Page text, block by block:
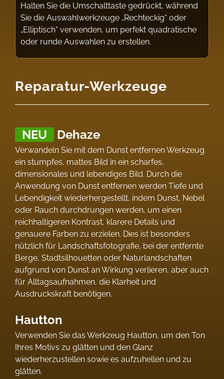
Halten Sie die Umschalttaste gedrückt, während
Sie die Auswahlwerkzeuge „Rechteckig“ oder
„Elliptisch“ verwenden, um perfekt quadratische
oder runde Auswahlen zu erstellen.
Reparatur-Werkzeuge
NEU Dehaze
Verwandeln Sie mit dem Dunst entfernen Werkzeug
ein stumpfes, mattes Bild in ein scharfes,
dimensionales und lebendiges Bild. Durch die
Anwendung von Dunst entfernen werden Tiefe und
Lebendigkeit wiederhergestellt, indem Dunst, Nebel
oder Rauch durchdrungen werden, um einen
reichhaltigeren Kontrast, klarere Details und
genauere Farben zu erzielen. Dies ist besonders
nützlich für Landschaftsfotografie, bei der entfernte
Berge, Stadtsilhouetten oder Naturlandschaften
aufgrund von Dunst an Wirkung verlieren, aber auch
für Alltagsaufnahmen, die Klarheit und
Ausdruckskraft benötigen.
Hautton
Verwenden Sie das Werkzeug Hautton, um den Ton
Ihres Motivs zu glätten und den Glanz
wiederherzustellen sowie es aufzuhellen und zu
glätten.